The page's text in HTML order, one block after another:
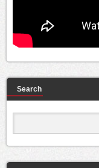
Search